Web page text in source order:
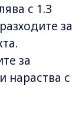
с 1.3
за
за
нараства с